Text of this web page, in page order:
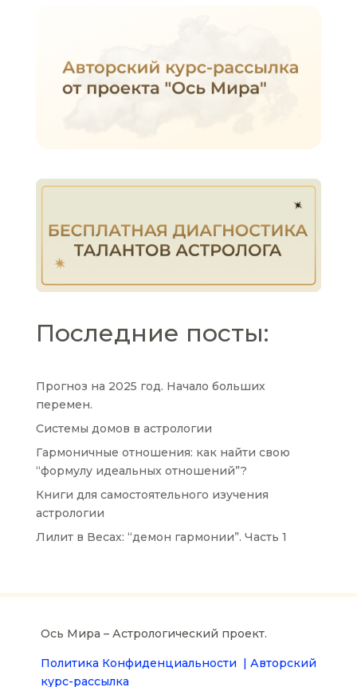
Последние посты:
Прогноз на 2025 год. Начало больших
перемен.
Системы домов в астрологии
Гармоничные отношения: как найти свою
“формулу идеальных отношений”?
Книги для самостоятельного изучения
астрологии
Лилит в Весах: “демон гармонии”. Часть 1
Ось Мира – Астрологический проект.
Политика Конфиденциальности | Авторский
курс-рассылка